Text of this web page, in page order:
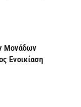
Μονάδων
Ενοικίαση